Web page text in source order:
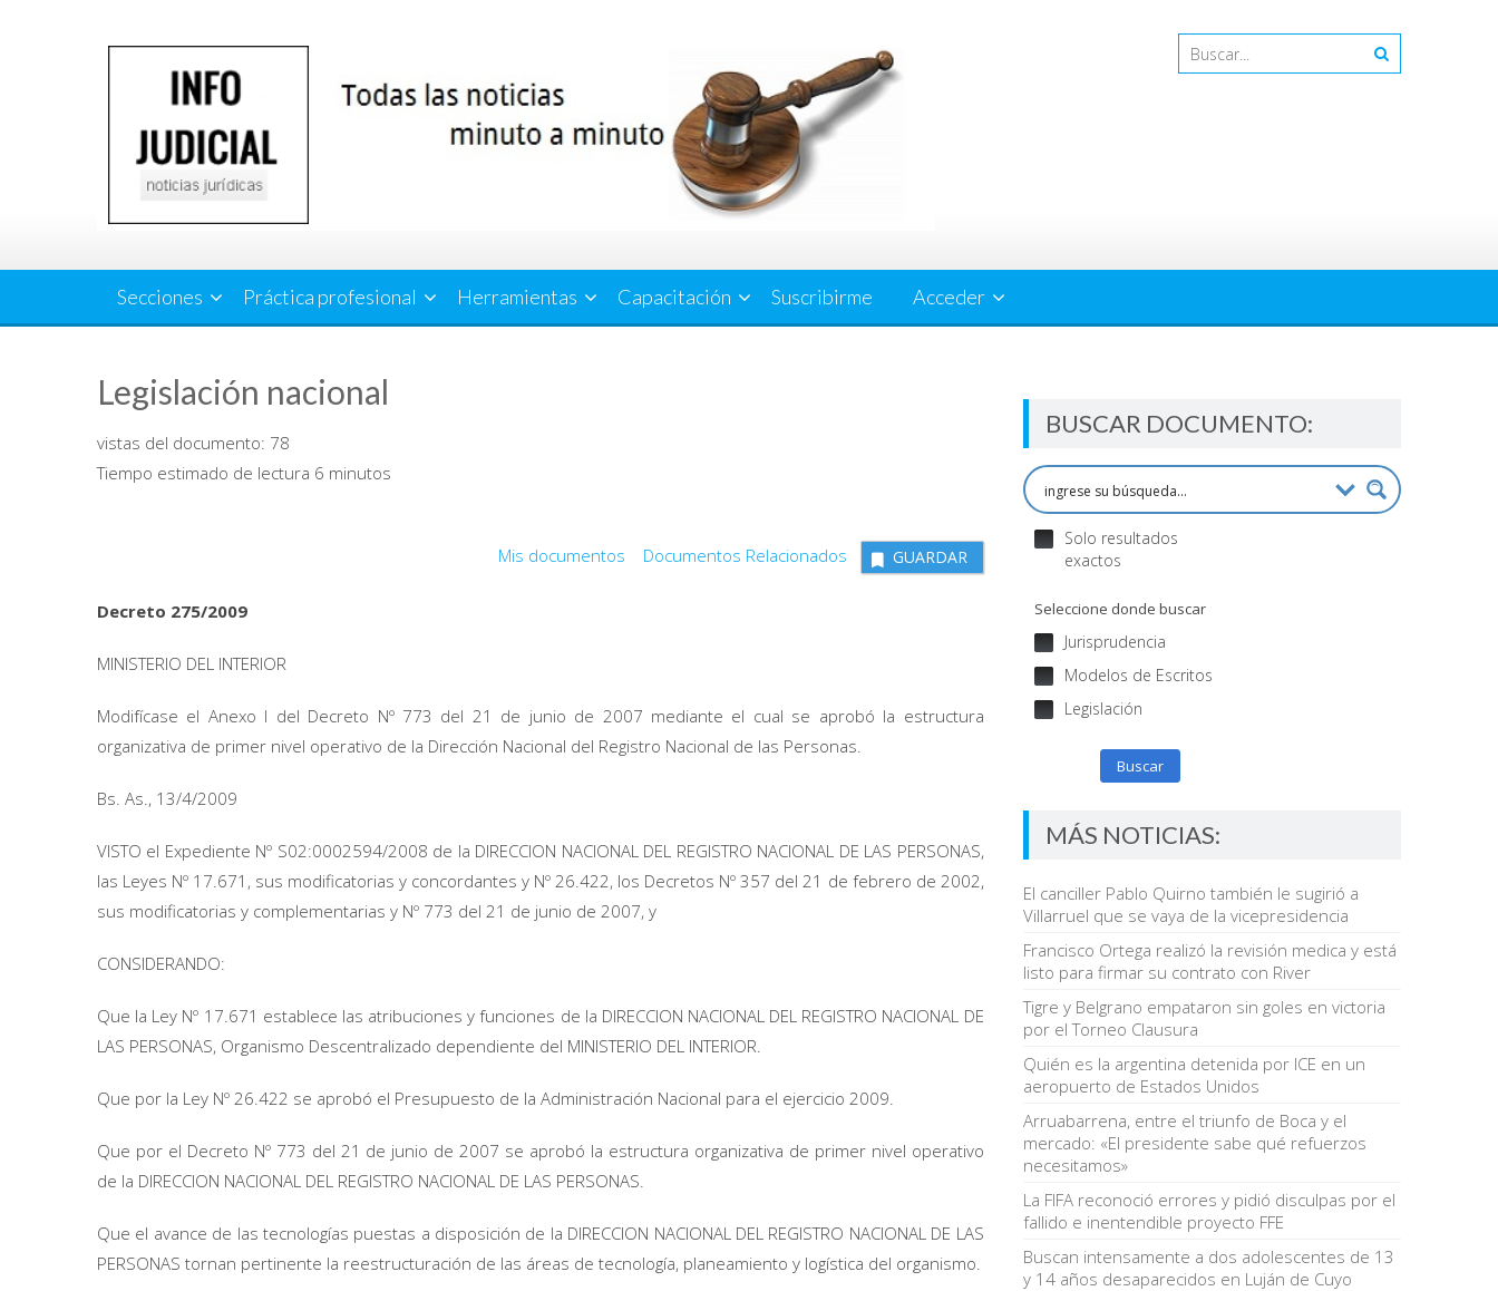
Secciones Práctica profesional Herramientas Capacitación Suscribirme Acceder
Legislación nacional
vistas del documento: 78
Tiempo estimado de lectura 6 minutos
Mis documentos Documentos Relacionados GUARDAR
Decreto 275/2009
MINISTERIO DEL INTERIOR
Modifícase el Anexo I del Decreto Nº 773 del 21 de junio de 2007 mediante el cual se aprobó la estructura
organizativa de primer nivel operativo de la Dirección Nacional del Registro Nacional de las Personas.
Bs. As., 13/4/2009
VISTO el Expediente Nº S02:0002594/2008 de la DIRECCION NACIONAL DEL REGISTRO NACIONAL DE LAS PERSONAS,
las Leyes Nº 17.671, sus modificatorias y concordantes y Nº 26.422, los Decretos Nº 357 del 21 de febrero de 2002,
sus modificatorias y complementarias y Nº 773 del 21 de junio de 2007, y
CONSIDERANDO:
Que la Ley Nº 17.671 establece las atribuciones y funciones de la DIRECCION NACIONAL DEL REGISTRO NACIONAL DE
LAS PERSONAS, Organismo Descentralizado dependiente del MINISTERIO DEL INTERIOR.
Que por la Ley Nº 26.422 se aprobó el Presupuesto de la Administración Nacional para el ejercicio 2009.
Que por el Decreto Nº 773 del 21 de junio de 2007 se aprobó la estructura organizativa de primer nivel operativo
de la DIRECCION NACIONAL DEL REGISTRO NACIONAL DE LAS PERSONAS.
Que el avance de las tecnologías puestas a disposición de la DIRECCION NACIONAL DEL REGISTRO NACIONAL DE LAS
PERSONAS tornan pertinente la reestructuración de las áreas de tecnología, planeamiento y logística del organismo.
BUSCAR DOCUMENTO:
Solo resultados
exactos
Seleccione donde buscar
Jurisprudencia
Modelos de Escritos
Legislación
Buscar
MÁS NOTICIAS:
El canciller Pablo Quirno también le sugirió a
Villarruel que se vaya de la vicepresidencia
Francisco Ortega realizó la revisión medica y está
listo para firmar su contrato con River
Tigre y Belgrano empataron sin goles en victoria
por el Torneo Clausura
Quién es la argentina detenida por ICE en un
aeropuerto de Estados Unidos
Arruabarrena, entre el triunfo de Boca y el
mercado: «El presidente sabe qué refuerzos
necesitamos»
La FIFA reconoció errores y pidió disculpas por el
fallido e inentendible proyecto FFE
Buscan intensamente a dos adolescentes de 13
y 14 años desaparecidos en Luján de Cuyo